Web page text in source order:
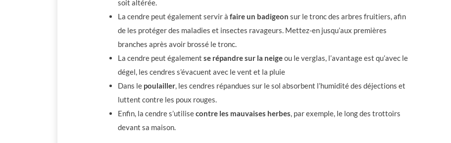
soit altérée.
La cendre peut également servir àfaire un badigeon sur le tronc des arbres fruitiers, afin
de les protéger des maladies et insectes ravageurs. Mettez-en jusqu’aux premières
branches après avoir brossé le tronc.
La cendre peut égalementse répandre sur la neigeou le verglas, l’avantage est qu’avec le
dégel, les cendres s’évacuent avec le vent et la pluie
Dans le poulailler, les cendres répandues sur le sol absorbent l’humidité des déjections et
luttent contre les poux rouges.
Enfin, la cendre s’utilisecontre les mauvaises herbes, par exemple, le long des trottoirs
devant sa maison.